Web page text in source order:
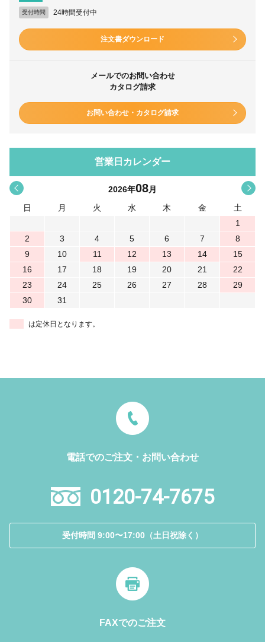
受付時間 24時間受付中
注文書ダウンロード
メールでのお問い合わせ
カタログ請求
お問い合わせ・カタログ請求
営業日カレンダー
< 2026年08月
日
月 火 水 木 金
土
1
2
3 4 5 6 7
8
9
10 11 12 13 14
15
16
17 18 19 20 21
22
23
24 25 26 27 28
29
30
31
は定休日となります。
電話でのご注文・お問い合わせ
0120-74-7675
受付時間 9:00〜17:00（土日祝除く）
FAXでのご注文